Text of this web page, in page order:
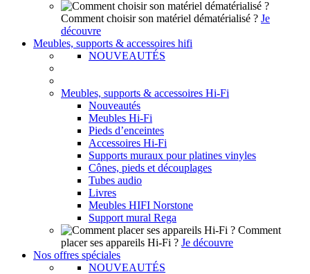
Comment choisir son matériel dématérialisé ? Je
découvre
Meubles, supports & accessoires hifi
NOUVEAUTÉS
Meubles, supports & accessoires Hi-Fi
Nouveautés
Meubles Hi-Fi
Pieds d’enceintes
Accessoires Hi-Fi
Supports muraux pour platines vinyles
Cônes, pieds et découplages
Tubes audio
Livres
Meubles HIFI Norstone
Support mural Rega
Comment
placer ses appareils Hi-Fi ? Je découvre
Nos offres spéciales
NOUVEAUTÉS